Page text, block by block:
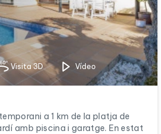
Visita 3D Vídeo
a 1 km de la platja de
amb piscina i garatge. En estat